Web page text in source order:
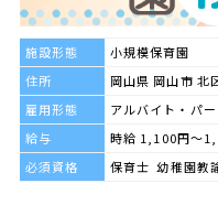
施設形態
小規模保育園
住所
岡山県 岡山市 北
雇用形態
アルバイト・パー
給与
時給 1,100円～
必須資格
保育士 幼稚園教